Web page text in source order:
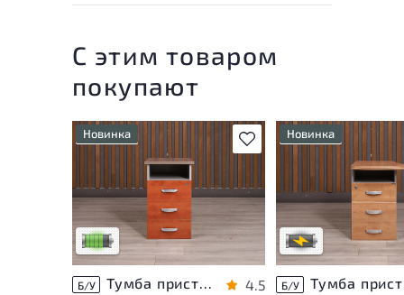
С этим товаром
покупают
В избранное
Новинка
У товара присутствуют
незначительные следы
эксплуатации, не влияющие
на удобство его
использования
Низкая степень износа
Б/У Тумба приставная Berlin ДСП Орех Россия 4.5
Новинка
Степень износа
стадии проверки. Вы
уточнить
информацию у
магазина
В обработке
Б/У